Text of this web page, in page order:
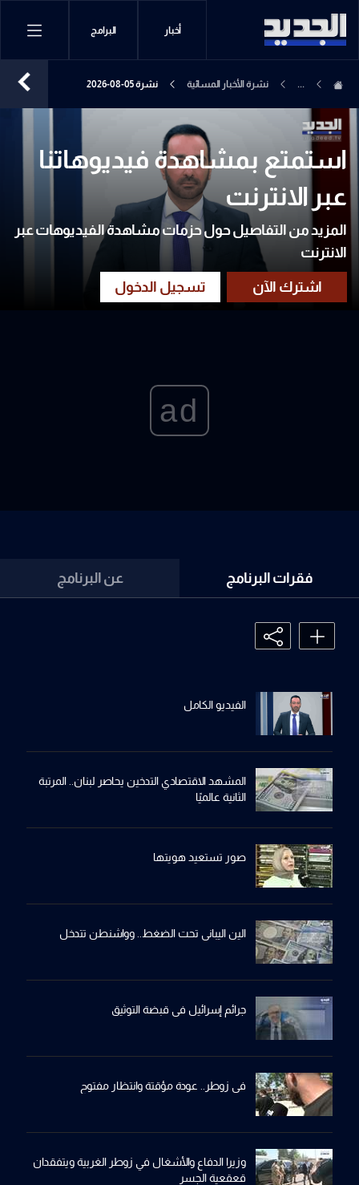
أخبار البرامج
... نشرة الأخبار المسائية نشرة 05-08-2026
استمتع بمشاهدة فيديوهاتنا
عبر الانترنت
المزيد من التفاصيل حول حزمات مشاهدة الفيديوهات عبر
الانترنت
ad
فقرات البرنامج عن البرنامج
الفيديو الكامل
المشهد الاقتصادي التدخين يحاصر لبنان.. المرتبة
الثانية عالميًا
صور تستعيد هويتها
الين اليباني تحت الضغط.. وواشنطن تتدخل
جرائم إسرائيل في قبضة التوثيق
في زوطر.. عودة مؤقتة وانتظار مفتوح
وزيرا الدفاع والأشغال في زوطر الغربية ويتفقدان
قعقعية الجسر